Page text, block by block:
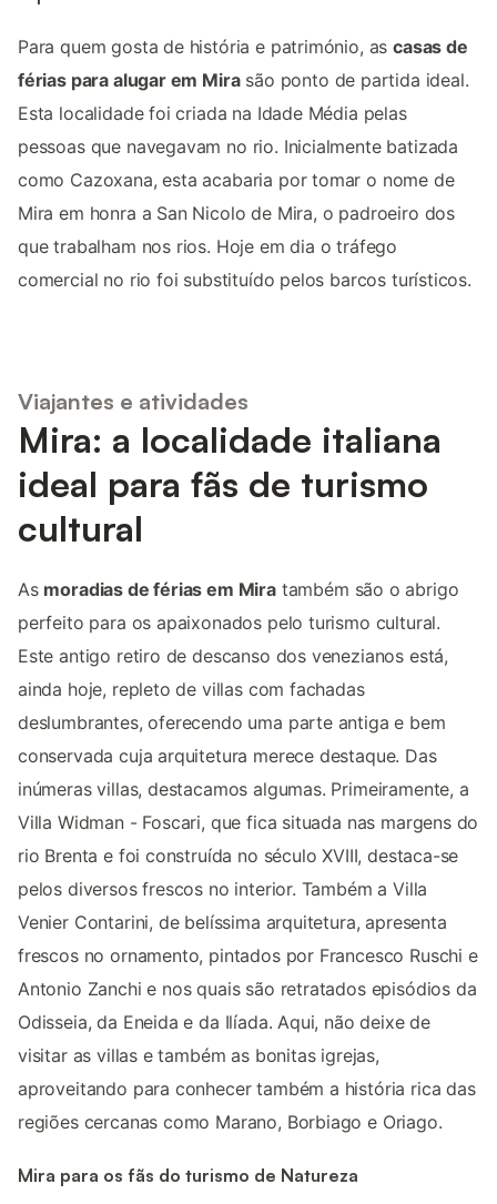
Para quem gosta de história e património, ascasas de
férias para alugar em Mirasão ponto de partida ideal.
Esta localidade foi criada na Idade Média pelas
pessoas que navegavam no rio. Inicialmente batizada
como Cazoxana, esta acabaria por tomar o nome de
Mira em honra a San Nicolo de Mira, o padroeiro dos
que trabalham nos rios. Hoje em dia o tráfego
comercial no rio foi substituído pelos barcos turísticos.
Viajantes e atividades
Mira: a localidade italiana
ideal para fãs de turismo
cultural
As moradias de férias em Miratambém são o abrigo
perfeito para os apaixonados pelo turismo cultural.
Este antigo retiro de descanso dos venezianos está,
ainda hoje, repleto de villas com fachadas
deslumbrantes, oferecendo uma parte antiga e bem
conservada cuja arquitetura merece destaque. Das
inúmeras villas, destacamos algumas. Primeiramente, a
Villa Widman - Foscari, que fica situada nas margens do
rio Brenta e foi construída no século XVIII, destaca-se
pelos diversos frescos no interior. Também a Villa
Venier Contarini, de belíssima arquitetura, apresenta
frescos no ornamento, pintados por Francesco Ruschi e
Antonio Zanchi e nos quais são retratados episódios da
Odisseia, da Eneida e da Ilíada. Aqui, não deixe de
visitar as villas e também as bonitas igrejas,
aproveitando para conhecer também a história rica das
regiões cercanas como Marano, Borbiago e Oriago.
Mira para os fãs do turismo de Natureza